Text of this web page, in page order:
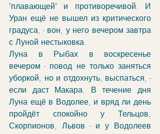
"плавающей" и противоречивой. И
Уран ещё не вышел из критического
градуса, - вон, у него вечером завтра
с Луной нестыковка.
Луна в Рыбах в воскресенье
вечером - повод не только заняться
уборкой, но и отдохнуть, выспаться, -
если даст Макара. В течение дня
Луна ещё в Водолее, и вряд ли день
пройдёт спокойно у Тельцов,
Скорпионов, Львов - и у Водолеев